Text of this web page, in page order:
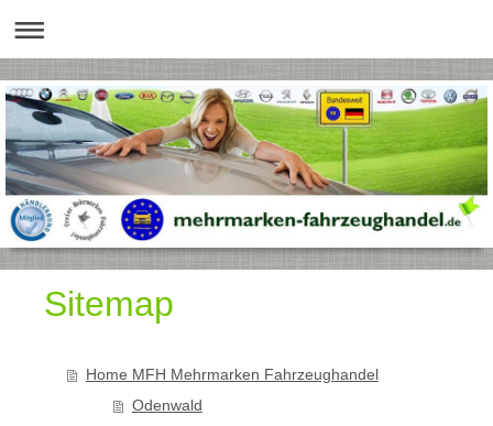
Sitemap
Home MFH Mehrmarken Fahrzeughandel
Odenwald